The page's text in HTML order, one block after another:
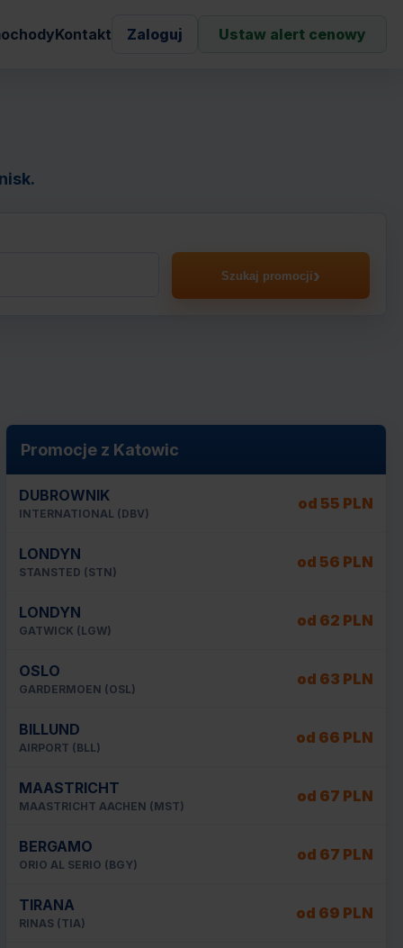
Kontakt Zaloguj Ustaw alert cenowy
Szukaj promocji
Promocje z Katowic
DUBROWNIK
INTERNATIONAL (DBV)
od 55 PLN
LONDYN
STANSTED (STN)
od 56 PLN
LONDYN
GATWICK (LGW)
od 62 PLN
OSLO
GARDERMOEN (OSL)
od 63 PLN
BILLUND
AIRPORT (BLL)
od 66 PLN
MAASTRICHT
MAASTRICHT AACHEN (MST)
od 67 PLN
BERGAMO
ORIO AL SERIO (BGY)
od 67 PLN
TIRANA
RINAS (TIA)
od 69 PLN